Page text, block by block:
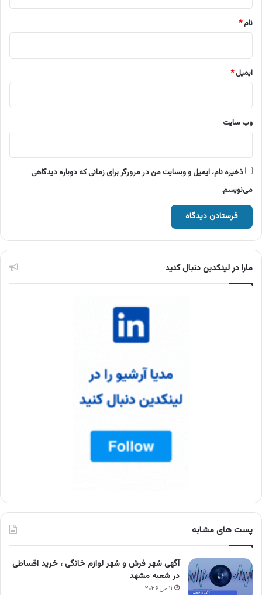
نام*
ایمیل*
وب‌ سایت
ذخیره نام، ایمیل و وبسایت من در مرورگر برای زمانی که دوباره دیدگاهی
می‌نویسم.
مارا در لینکدین دنبال کنید
پست های مشابه
آگهی شهر فرش و شهر لوازم خانگی ، خرید اقساطی
در شعبه مشهد
۱۱ می ۲۰۲۶